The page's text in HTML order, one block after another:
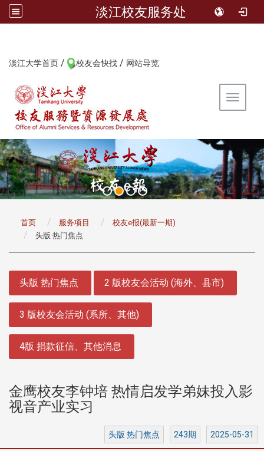
淡江校友服务处
淡江大学首页 / 校友会快找 / 网站导览
Toggle
首页 服务项目
校友e报(最新一期)
头版 热门焦点
头版 热门焦点 2 版校友会活动 (海外、县市)
3 版校友会活动 (系所、其他)
4版 捐款征信、其他消息
金鹰校友李钟培 热情启发学弟妹投入影
视音产业实习
头版 热门焦点 243期 2025-05-31